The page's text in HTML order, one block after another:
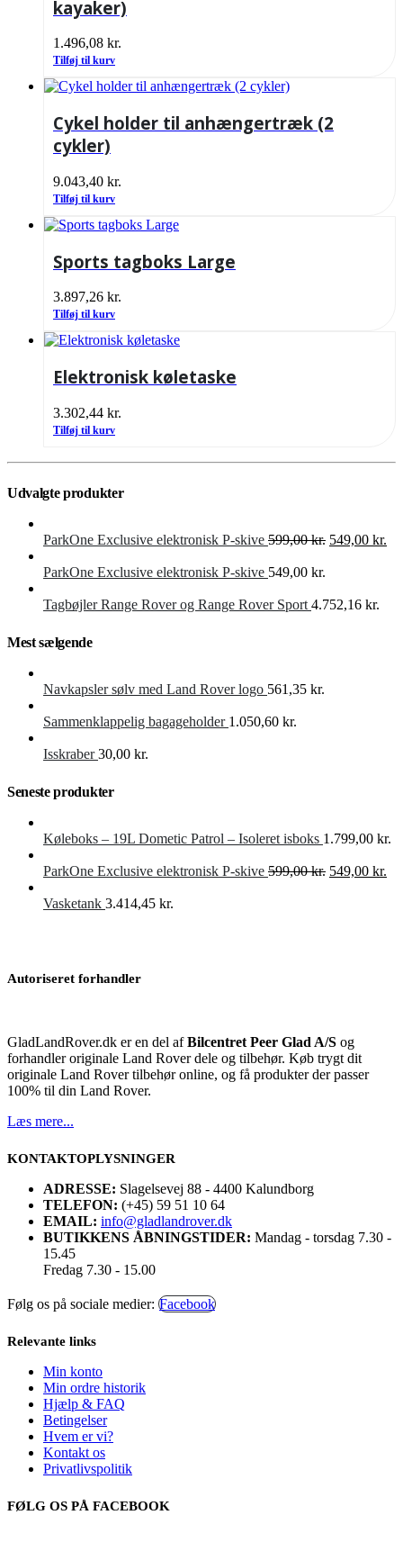
kayaker)
1.496,08 kr.
Tilføj til kurv
Cykel holder til anhængertræk (2
cykler)
9.043,40 kr.
Tilføj til kurv
Sports tagboks Large
3.897,26 kr.
Tilføj til kurv
Elektronisk køletaske
3.302,44 kr.
Tilføj til kurv
Udvalgte produkter
ParkOne Exclusive elektronisk P-skive 599,00kr. Den
599,00 kr..
549,00 kr.
ParkOne Exclusive elektronisk P-skive 549,00 kr.
Tagbøjler Range Rover og Range Rover Sport 4.752,16 kr.
Mest sælgende
Navkapsler sølv med Land Rover logo 561,35 kr.
Sammenklappelig bagageholder 1.050,60 kr.
Isskraber 30,00 kr.
Seneste produkter
Køleboks – 19L Dometic Patrol – Isoleret isboks 1.799,00 kr.
ParkOne Exclusive elektronisk P-skive 599,00kr. Den
549,00 kr.
Vasketank 3.414,45 kr.
Autoriseret forhandler
GladLandRover.dk er en del afBilcentret Peer Glad A/S og
forhandler originale Land Rover dele og tilbehør. Køb trygt dit
originale Land Rover tilbehør online, og få produkter der passer
100% til din Land Rover.
Læs mere...
KONTAKTOPLYSNINGER
ADRESSE: Slagelsevej 88 - 4400 Kalundborg
TELEFON: (+45) 59 51 10 64
EMAIL: info@gladlandrover.dk
BUTIKKENS ÅBNINGSTIDER: Mandag - torsdag 7.30 -
15.45
Fredag 7.30 - 15.00
Følg os på sociale medier: Facebook
Relevante links
Min konto
Min ordre historik
Hjælp & FAQ
Betingelser
Hvem er vi?
Kontakt os
Privatlivspolitik
FØLG OS PÅ FACEBOOK